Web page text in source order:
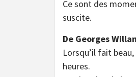
Ce sont des
suscite.
De Georges
Lorsqu’il fait
heures.